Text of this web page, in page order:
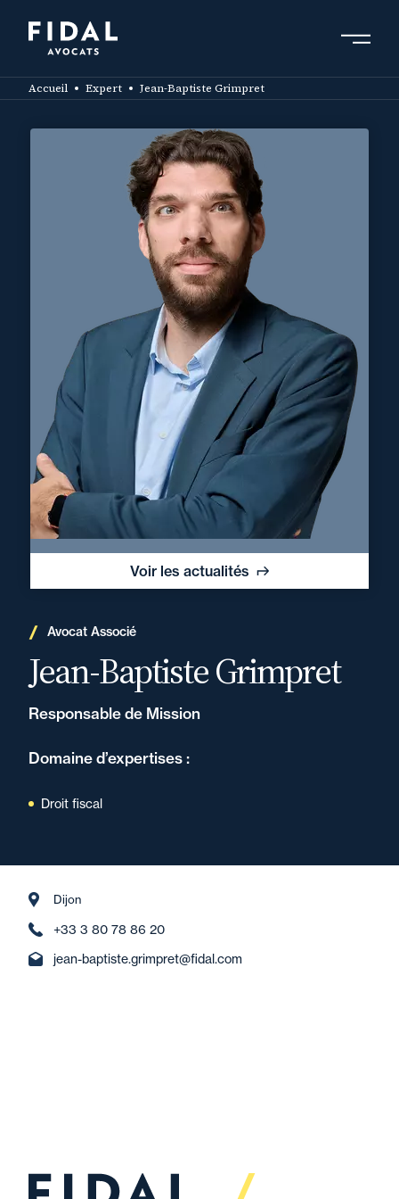
contenu
principal
Accueil Expert Jean-Baptiste Grimpret
Voir les actualités
Avocat Associé
Jean-Baptiste Grimpret
Responsable de Mission
Domaine d’expertises :
Droit fiscal
Dijon
+33 3 80 78 86 20
jean-baptiste.grimpret@fidal.com